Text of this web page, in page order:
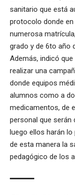
sanitario que está
protocolo donde
numerosa
grado y de 6to año
Además, indicó
realizar una
donde equipos
alumnos como a
medicamentos, de
personal que serán
luego ellos harán
de esta manera la
pedagógico de los